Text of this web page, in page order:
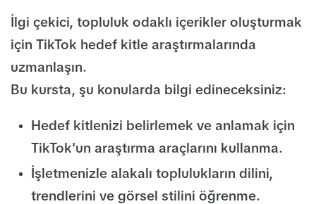
İlgi çekici, topluluk odaklı içerikler oluşturmak
için TikTok hedef kitle araştırmalarında
uzmanlaşın.
Bu kursta, şu konularda bilgi edineceksiniz:
Hedef kitlenizi belirlemek ve anlamak için
TikTok'un araştırma araçlarını kullanma.
İşletmenizle alakalı toplulukların dilini,
trendlerini ve görsel stilini öğrenme.